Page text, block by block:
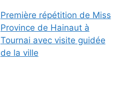
Première répétition de Miss
Province de Hainaut à
Tournai avec visite guidée
de la ville